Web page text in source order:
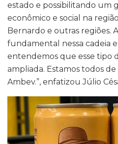
estado e possibilitando um
econômico e social na
Bernardo e outras regiões.
fundamental nessa cadeia
entendemos que esse tipo
ampliada. Estamos todos
Ambev.”, enfatizou Júlio